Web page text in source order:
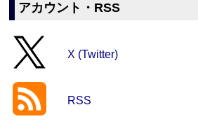
アカウント・RSS
X (Twitter)
RSS